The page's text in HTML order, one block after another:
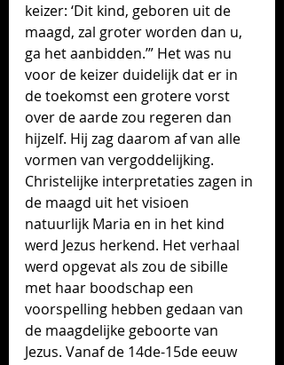
keizer: ‘Dit kind, geboren uit de
maagd, zal groter worden dan u,
ga het aanbidden.’” Het was nu
voor de keizer duidelijk dat er in
de toekomst een grotere vorst
over de aarde zou regeren dan
hijzelf. Hij zag daarom af van alle
vormen van vergoddelijking.
Christelijke interpretaties zagen in
de maagd uit het visioen
natuurlijk Maria en in het kind
werd Jezus herkend. Het verhaal
werd opgevat als zou de sibille
met haar boodschap een
voorspelling hebben gedaan van
de maagdelijke geboorte van
Jezus. Vanaf de 14de-15de eeuw